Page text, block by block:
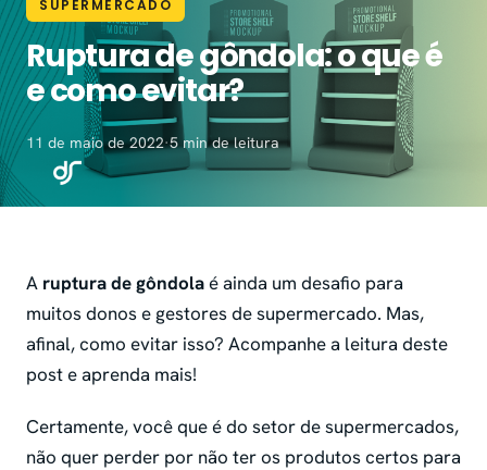
SUPERMERCADO
Ruptura de gôndola: o que é
e como evitar?
11 de maio de 2022·5 min de leitura
A ruptura de gôndolaé ainda um desafio para
muitos donos e gestores de supermercado. Mas,
afinal, como evitar isso? Acompanhe a leitura deste
post e aprenda mais!
Certamente, você que é do setor de supermercados,
não quer perder por não ter os produtos certos para